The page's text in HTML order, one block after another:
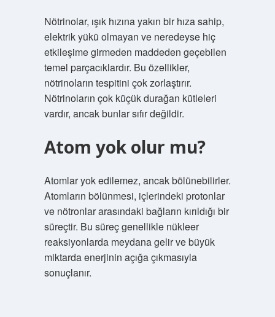
Nötrinolar, ışık hızına yakın bir hıza sahip,
elektrik yükü olmayan ve neredeyse hiç
etkileşime girmeden maddeden geçebilen
temel parçacıklardır. Bu özellikler,
nötrinoların tespitini çok zorlaştırır.
Nötrinoların çok küçük durağan kütleleri
vardır, ancak bunlar sıfır değildir.
Atom yok olur mu?
Atomlar yok edilemez, ancak bölünebilirler.
Atomların bölünmesi, içlerindeki protonlar
ve nötronlar arasındaki bağların kırıldığı bir
süreçtir. Bu süreç genellikle nükleer
reaksiyonlarda meydana gelir ve büyük
miktarda enerjinin açığa çıkmasıyla
sonuçlanır.